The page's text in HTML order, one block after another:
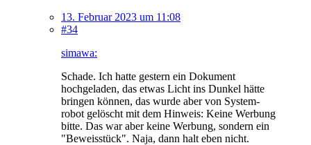
13. Februar 2023 um 11:08
#34
simawa:
Schade. Ich hatte gestern ein Dokument
hochgeladen, das etwas Licht ins Dunkel hätte
bringen können, das wurde aber von System-
robot gelöscht mit dem Hinweis: Keine Werbung
bitte. Das war aber keine Werbung, sondern ein
"Beweisstück". Naja, dann halt eben nicht.